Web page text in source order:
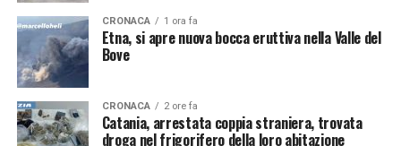
CRONACA 1 ora fa
Etna, si apre nuova bocca eruttiva nella Valle del
Bove
CRONACA 2 ore fa
Catania, arrestata coppia straniera, trovata
droga nel frigorifero della loro abitazione